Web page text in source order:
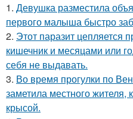
1. Девушка разместила
первого малыша быстро
2. Этот паразит цепляется
кишечник и месяцами или
себя не выдавать.
3. Во время прогулки по
заметила местного жителя,
крысой.